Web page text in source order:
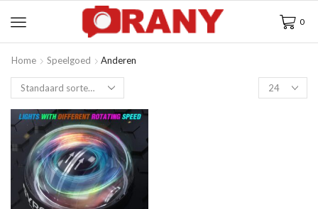
0
Home Speelgoed Anderen